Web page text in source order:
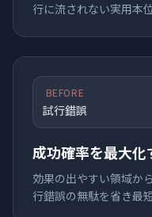
行に流されない実用本
BEFORE
試行錯誤
成功確率を最大化
効果の出やすい領域か
行錯誤の無駄を省き最